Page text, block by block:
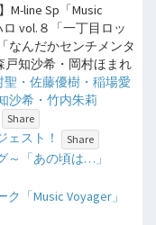
M-line Sp「Music
vol.８「一丁目ロッ
なんだかセンチメンタ
戸知沙希・岡村ほまれ
聖・佐藤優樹・稲場愛
沙希・竹内朱莉
Share
ェスト！ Share
～「あの頃は…」
「Music Voyager」